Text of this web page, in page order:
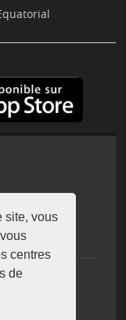
site, vous
centres
de